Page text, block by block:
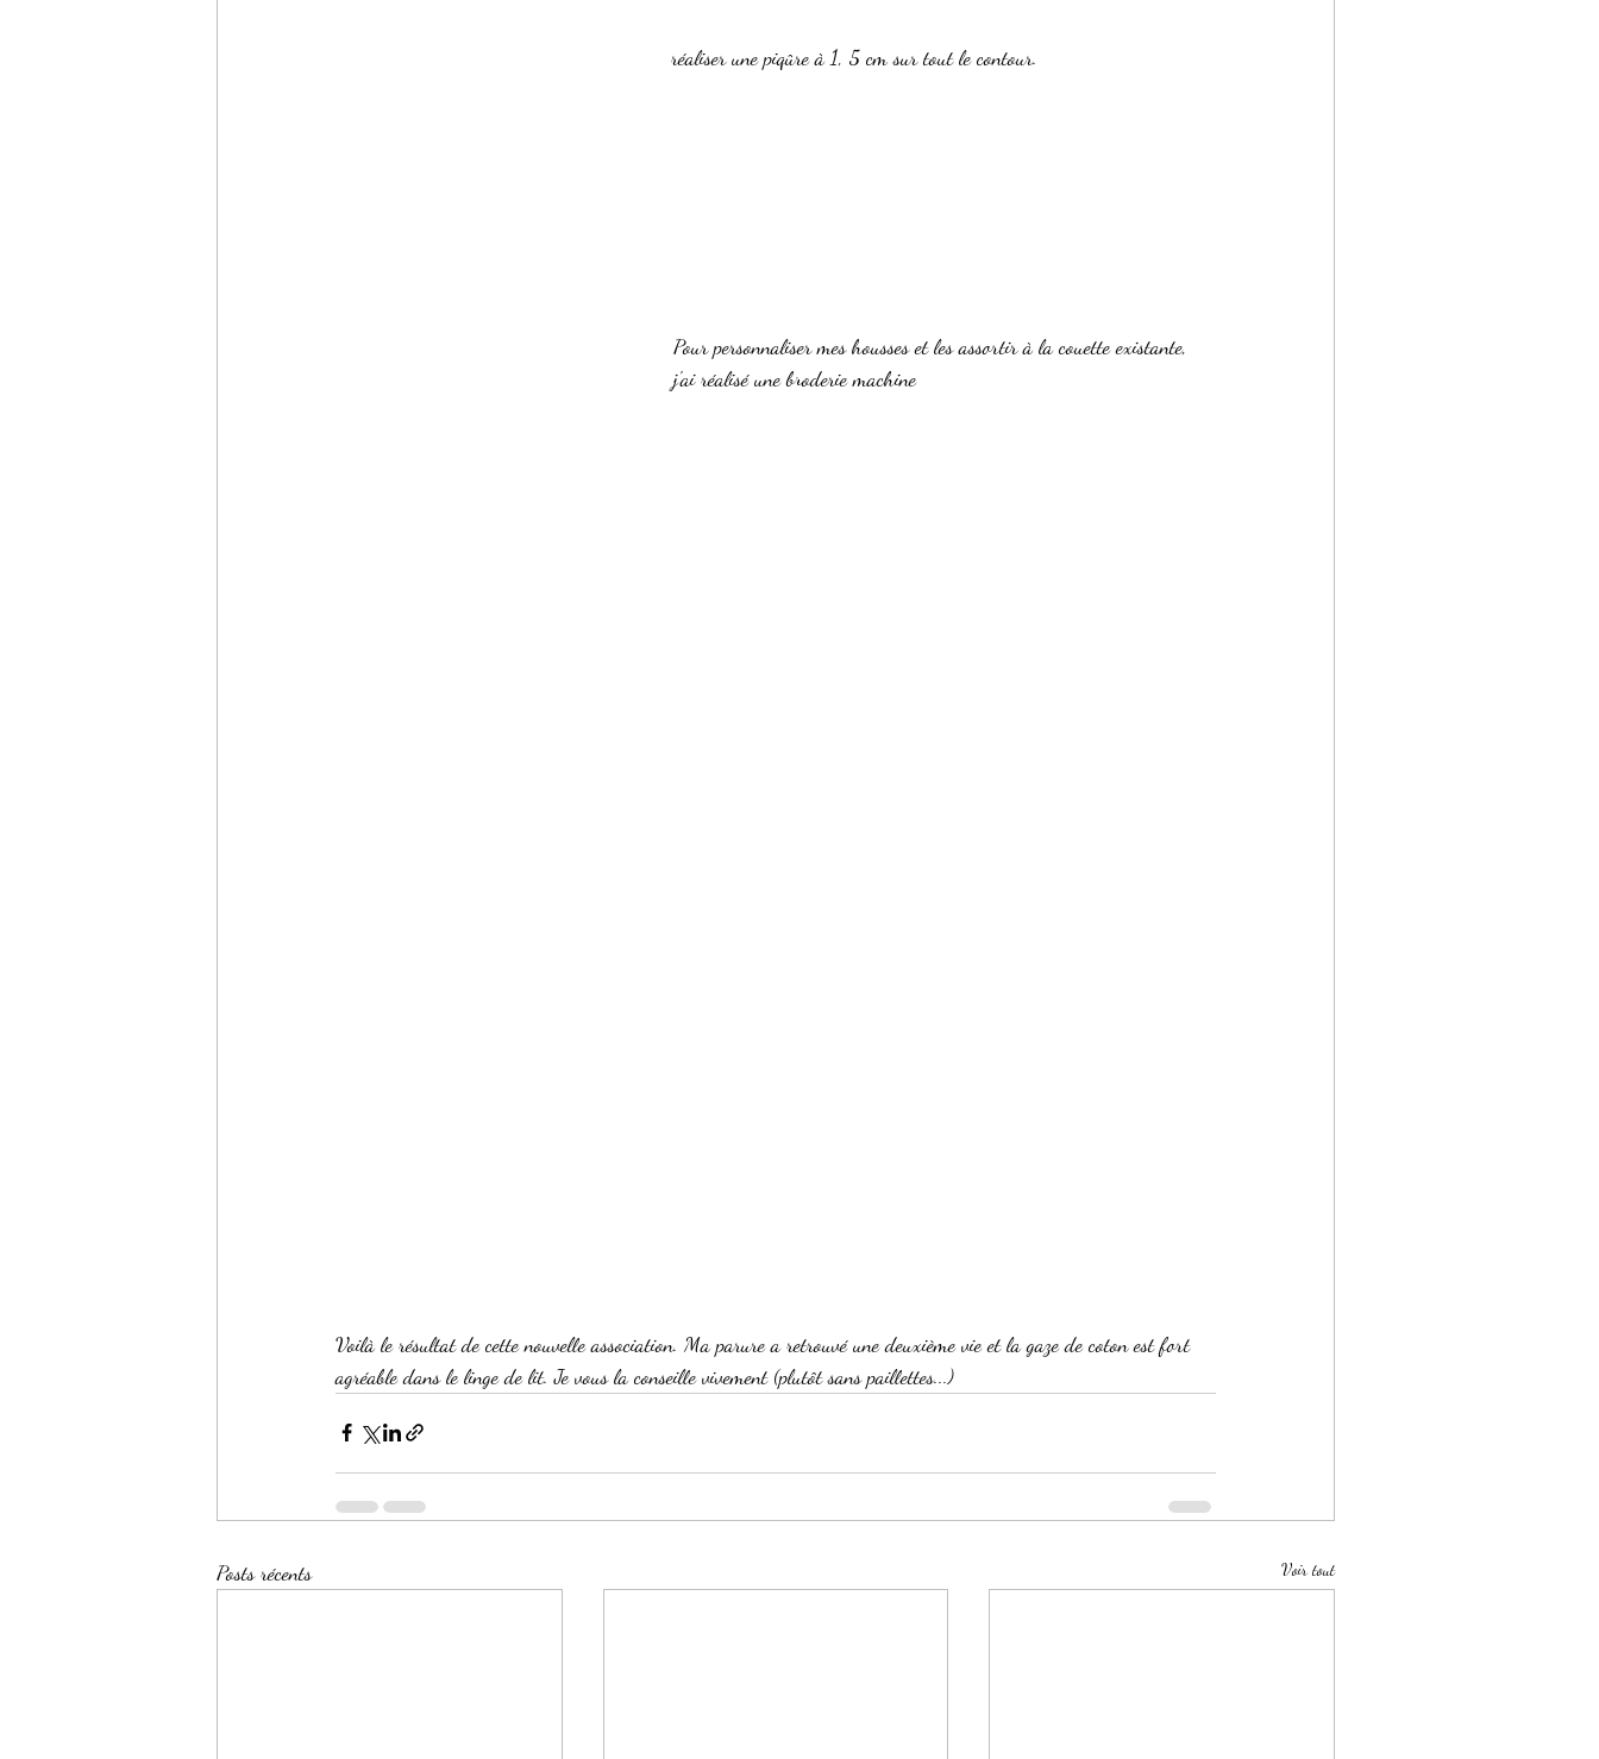
réaliser une piqûre à 1, 5 cm sur tout le contour.
Pour personnaliser mes housses et les assortir à la couette existante,
j'ai réalisé une broderie machine
Voilà le résultat de cette nouvelle association. Ma parure a retrouvé une deuxième vie et la gaze de coton est fort
agréable dans le linge de lit. Je vous la conseille vivement (plutôt sans paillettes...)
Posts récents Voir tout